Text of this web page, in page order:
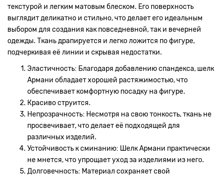
текстурой и легким матовым блеском. Его поверхность
выглядит деликатно и стильно, что делает его идеальным
выбором для создания как повседневной, так и вечерней
одежды. Ткань драпируется и легко ложится по фигуре,
подчеркивая её линии и скрывая недостатки.
Эластичность: Благодаря добавлению спандекса, шелк
Армани обладает хорошей растяжимостью, что
обеспечивает комфортную посадку на фигуре.
Красиво струится.
Непрозрачность: Несмотря на свою тонкость, ткань не
просвечивает, что делает её подходящей для
различных изделий.
Устойчивость к сминанию: Шелк Армани практически
не мнется, что упрощает уход за изделиями из него.
Долговечность: Материал сохраняет свой